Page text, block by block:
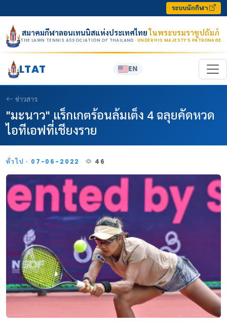
ระบบนักกีฬา
สมาคมกีฬาลอนเทนนิสแห่งประเทศไทยในพระบรมราชูปถัมภ์
THE LAWN TENNIS ASSOCIATION OF THAILAND · UNDER HIS MAJESTY’S PATRONAGE
LTAT EN
ข่าวสาร
"มะนาว" แร็กเกตร้อนล้มเต็ง 4 ฉลุยคัดหวด
ไอทีเอฟที่เชียงราย
ทั่วไป · 07-06-2022 46